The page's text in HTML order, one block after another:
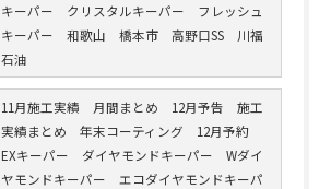
キーパー クリスタルキーパー フレッシュ
キーパー 和歌山 橋本市 高野口SS 川福
石油
11月施工実績 月間まとめ 12月予告 施工
実績まとめ 年末コーティング 12月予約
EXキーパー ダイヤモンドキーパー Wダイ
ヤモンドキーパー エコダイヤモンドキーパ